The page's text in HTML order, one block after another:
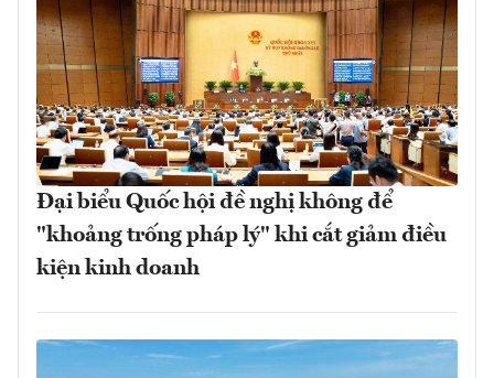
Đại biểu Quốc hội đề nghị không để
"khoảng trống pháp lý" khi cắt giảm điều
kiện kinh doanh